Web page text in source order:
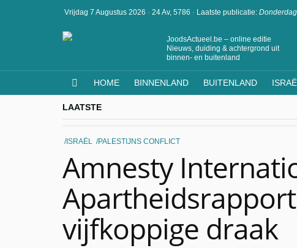
Vrijdag 7 Augustus 2026 · 24 Av, 5786 · Laatste publicatie:
JoodsActueel.be – online editie
Nieuws, duiding & achtergrond uit
binnen- en buitenland
HOME BINNENLAND BUITENLAND
LAATSTE
ISRAËL PALESTIJNS CONFLICT
Amnesty
vijfkoppige draak